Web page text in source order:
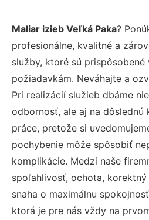
Maliar izieb Veľká Paka?
profesionálne, kvalitné a
služby, ktoré sú prispôsobené
požiadavkám. Neváhajte a
Pri realizácií služieb dbáme
odbornosť, ale aj na dôslednú
práce, pretože si
pochybenie môže spôsobiť
komplikácie. Medzi naše
spoľahlivosť, ochota,
snaha o maximálnu
ktorá je pre nás vždy na